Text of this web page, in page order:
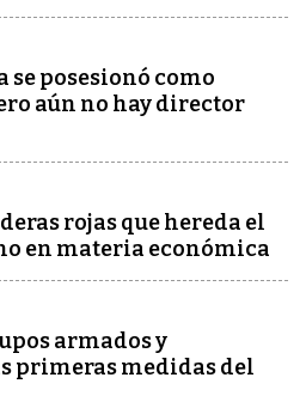
se posesionó como
aún no hay director
rojas que hereda el
en materia económica
armados y
primeras medidas del